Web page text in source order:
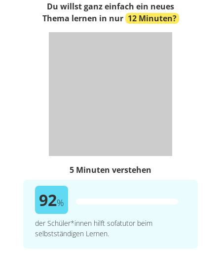
Du willst ganz einfach ein neues
Thema lernen in nur 12 Minuten?
5 Minuten verstehen
92%
der Schüler*innen hilft sofatutor beim
selbstständigen Lernen.